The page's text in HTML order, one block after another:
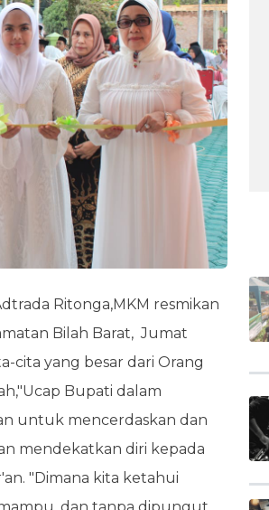
Ritonga,MKM resmikan
Bilah Barat, Jumat
cita yang besar dari Orang
Bupati dalam
untuk mencerdaskan dan
mendekatkan diri kepada
"Dimana kita ketahui
dan tanpa dipungut